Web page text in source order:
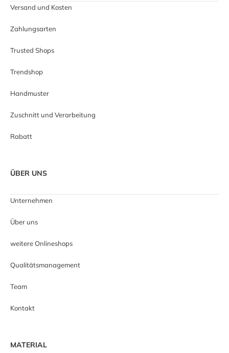
Versand und Kosten
Zahlungsarten
Trusted Shops
Trendshop
Handmuster
Zuschnitt und Verarbeitung
Rabatt
ÜBER UNS
Unternehmen
Über uns
weitere Onlineshops
Qualitätsmanagement
Team
Kontakt
MATERIAL